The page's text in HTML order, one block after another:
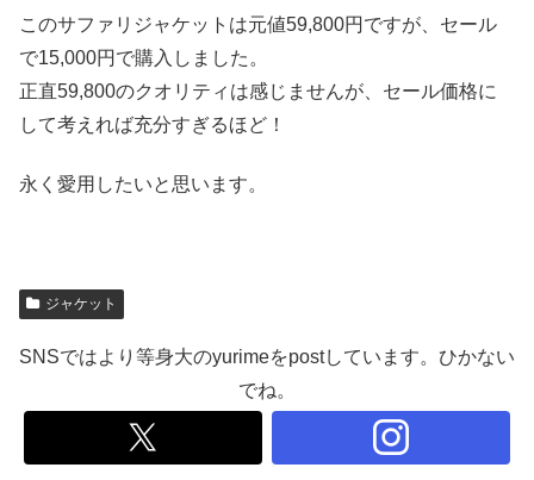
このサファリジャケットは元値59,800円ですが、セール
で15,000円で購入しました。
正直59,800のクオリティは感じませんが、セール価格に
して考えれば充分すぎるほど！
永く愛用したいと思います。
ジャケット
SNSではより等身大のyurimeをpostしています。ひかない
でね。